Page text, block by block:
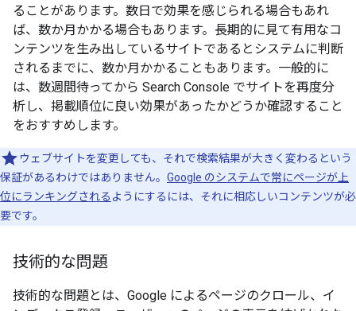
ることがあります。数日で効果を感じられる場合もあれ
ば、数か月かかる場合もあります。長期的に見て有用なコ
ンテンツを生み出しているサイトであるとシステムに判断
されるまでに、数か月かかることもあります。一般的に
は、数週間待ってから Search Console でサイトを再度分
析し、掲載順位に良い効果があったかどうか確認すること
をおすすめします。
ウェブサイトを変更しても、それで検索結果が大きく変わるという
保証があるわけではありません。 Google のシステムで常にページが上
位にランキングされる ようにするには、それに相応しいコンテンツが必
要です。
技術的な問題
技術的な問題とは、Google によるページのクロール、イ